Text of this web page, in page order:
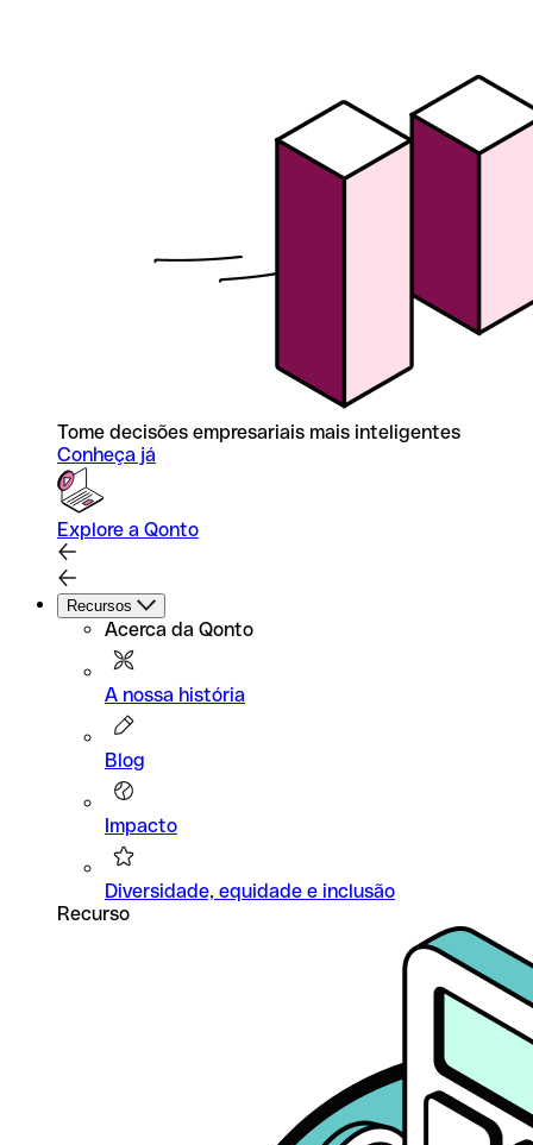
Tome decisões empresariais mais inteligentes
Conheça já
Explore a Qonto
Recursos
Acerca da Qonto
A nossa história
Blog
Impacto
Diversidade, equidade e inclusão
Recurso